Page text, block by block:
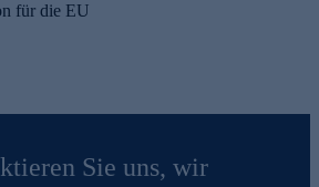
für die EU
Sie uns, wir